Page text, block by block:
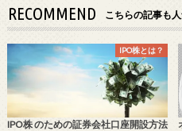
RECOMMEND こちらの記事も人
IPO株とは？
IPO株 のための証券会社口座開設方法